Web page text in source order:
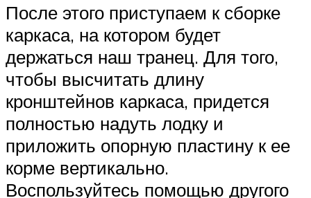
После этого приступаем к сборке
каркаса, на котором будет
держаться наш транец. Для того,
чтобы высчитать длину
кронштейнов каркаса, придется
полностью надуть лодку и
приложить опорную пластину к ее
корме вертикально.
Воспользуйтесь помощью другого